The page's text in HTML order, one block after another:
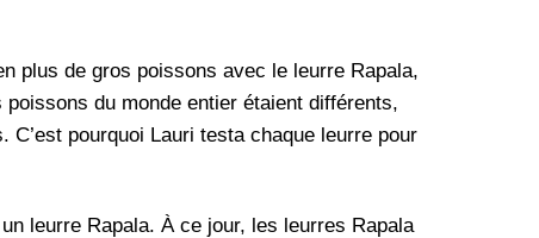
plus de gros poissons avec le leurre Rapala,
du monde entier étaient différents,
pourquoi Lauri testa chaque leurre pour
leurre Rapala. À ce jour, les leurres Rapala